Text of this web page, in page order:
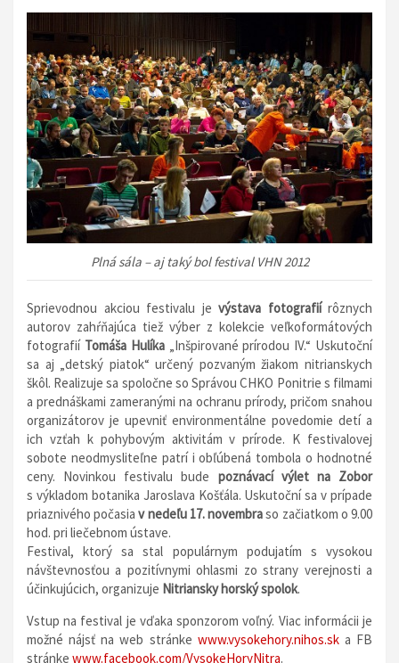
Plná sála – aj taký bol festival VHN 2012
Sprievodnou akciou festivalu je výstava fotografiírôznych
autorov zahŕňajúca tiež výber z kolekcie veľkoformátových
fotografiíTomáša Hulíka„Inšpirované prírodou IV.“ Uskutoční
sa aj „detský piatok“ určený pozvaným žiakom nitrianskych
škôl. Realizuje sa spoločne so Správou CHKO Ponitrie s filmami
a prednáškami zameranými na ochranu prírody, pričom snahou
organizátorov je upevniť environmentálne povedomie detí a
ich vzťah k pohybovým aktivitám v prírode. K festivalovej
sobote neodmysliteľne patrí i obľúbená tombola o hodnotné
ceny. Novinkou festivalu bude poznávací výlet na Zobor
s výkladom botanika Jaroslava Košťála. Uskutoční sa v prípade
priaznivého počasiav nedeľu 17. novembraso začiatkom o 9.00
hod. pri liečebnom ústave.
Festival, ktorý sa stal populárnym podujatím s vysokou
návštevnosťou a pozitívnymi ohlasmi zo strany verejnosti a
účinkujúcich, organizuje Nitriansky horský spolok.
Vstup na festival je vďaka sponzorom voľný. Viac informácii je
možné nájsť na web stránke www.vysokehory.nihos.ska FB
stránke www.facebook.com/VysokeHoryNitra.